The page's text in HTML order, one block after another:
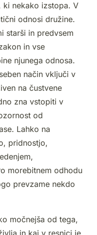
ki nekako izstopa. V
odnosi družine.
starši in predvsem
in vse
njunega odnosa.
način vključi v
na čustvene
zna vstopiti v
od
Lahko na
pridnostjo,
morebitnem odhodu
prevzame nekdo
močnejša od tega,